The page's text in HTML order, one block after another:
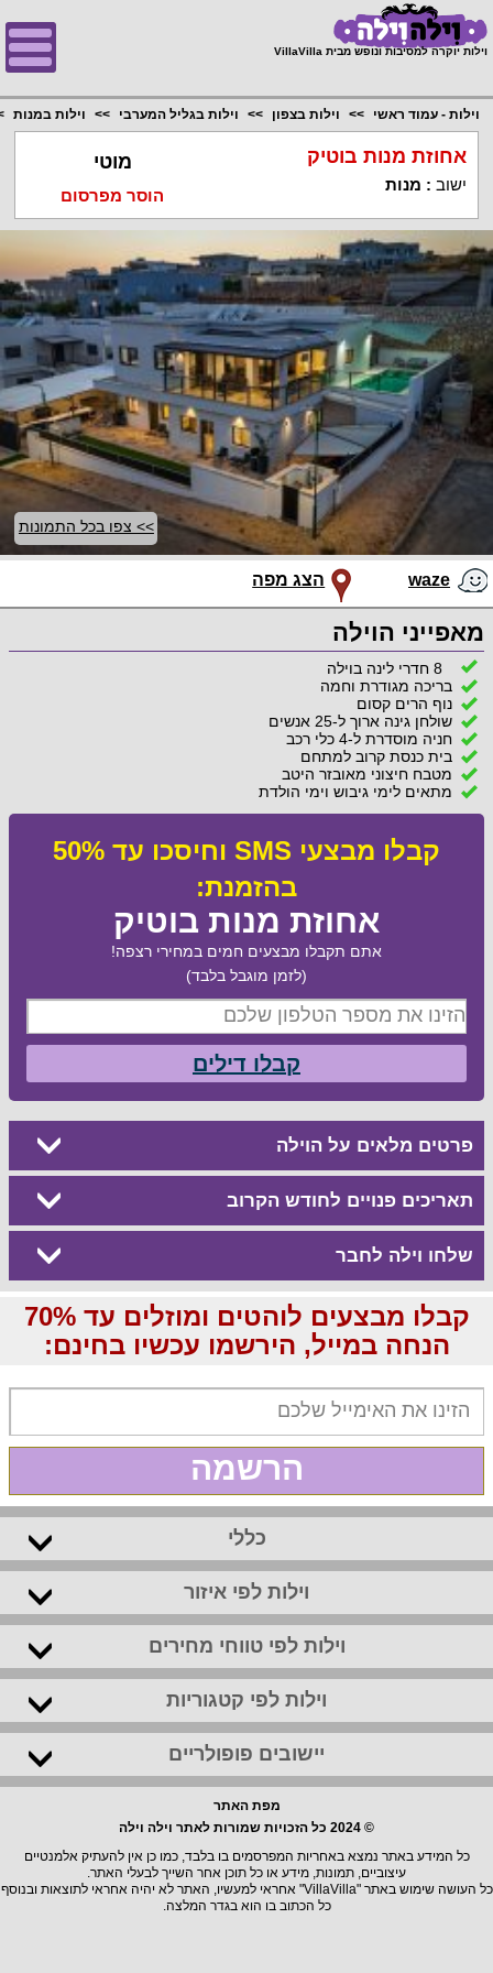
וילות יוקרה למסיבות ונופש מבית VillaVilla
וילות - עמוד ראשי וילות בצפון וילות בגליל המערבי וילות במנות
אחוזת מנות בוטיק
ישוב : מנות
מוטי
הוסר מפרסום
>> צפו בכל התמונות
waze הצג מפה
מאפייני הוילה
8 חדרי לינה בוילה
בריכה מגודרת וחמה
נוף הרים קסום
שולחן גינה ארוך ל-25 אנשים
חניה מוסדרת ל-4 כלי רכב
בית כנסת קרוב למתחם
מטבח חיצוני מאובזר היטב
מתאים לימי גיבוש וימי הולדת
קבלו מבצעי SMS וחיסכו עד 50%
בהזמנת:
אחוזת מנות בוטיק
אתם תקבלו מבצעים חמים במחירי רצפה!
(לזמן מוגבל בלבד)
קבלו דילים
פרטים מלאים על הוילה
תאריכים פנויים לחודש הקרוב
שלחו וילה לחבר
קבלו מבצעים לוהטים ומוזלים עד 70%
הנחה במייל, הירשמו עכשיו בחינם:
הרשמה
כללי
וילות לפי איזור
וילות לפי טווחי מחירים
וילות לפי קטגוריות
יישובים פופולריים
מפת האתר
© 2024 כל הזכויות שמורות לאתר וילה וילה
כל המידע באתר נמצא באחריות המפרסמים בו בלבד, כמו כן אין להעתיק אלמנטיים
עיצוביים, תמונות, מידע או כל תוכן אחר השייך לבעלי האתר.
כל העושה שימוש באתר "VillaVilla" אחראי למעשיו, האתר לא יהיה אחראי לתוצאות ובנוסף
כל הכתוב בו הוא בגדר המלצה.